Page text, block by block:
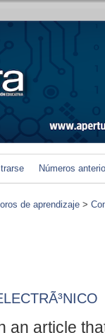
Números
de aprendizaje >
an article